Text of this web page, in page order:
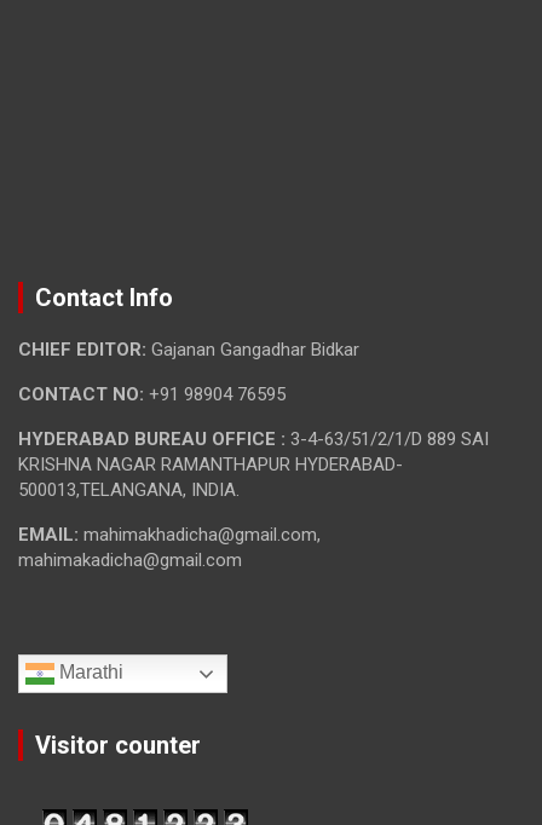
Contact Info
CHIEF EDITOR: Gajanan Gangadhar Bidkar
CONTACT NO: +91 98904 76595
HYDERABAD BUREAU OFFICE : 3-4-63/51/2/1/D 889 SAI
KRISHNA NAGAR RAMANTHAPUR HYDERABAD-
500013,TELANGANA, INDIA.
EMAIL: mahimakhadicha@gmail.com,
mahimakadicha@gmail.com
Marathi
Visitor counter